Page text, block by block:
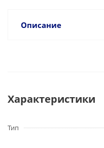
Описание
Характеристики
Тип